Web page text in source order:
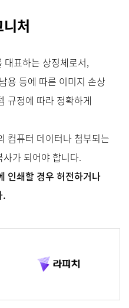
처
대표하는 상징체로서,
용 등에 따른 이미지 손상
규정에 따라 정확하게
컴퓨터 데이터나 첨부되는
가 되어야 합니다.
인쇄할 경우 허전하거나
.